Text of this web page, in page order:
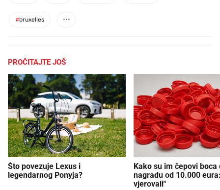
#bruxelles
PROČITAJTE JOŠ
Što povezuje Lexus i
legendarnog Ponyja?
Kako su im čepovi boca
nagradu od 10.000
vjerovali"